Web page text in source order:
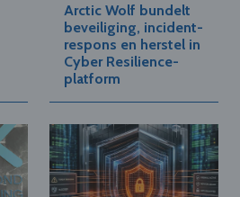
Arctic Wolf bundelt
beveiliging, incident-
respons en herstel in
Cyber Resilience-
platform